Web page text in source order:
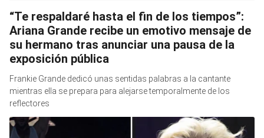
“Te respaldaré hasta el fin de los tiempos”:
Ariana Grande recibe un emotivo mensaje de
su hermano tras anunciar una pausa de la
exposición pública
Frankie Grande dedicó unas sentidas palabras a la cantante
mientras ella se prepara para alejarse temporalmente de los
reflectores